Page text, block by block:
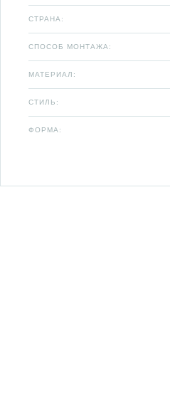
СТРАНА:
СПОСОБ МОНТАЖА:
МАТЕРИАЛ:
СТИЛЬ:
ФОРМА: